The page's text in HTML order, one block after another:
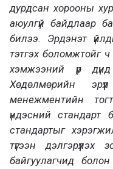
дурдсан хорооны
аюулгүй байдлаар
билээ. Эрдэнэт
тэтгэх боломжтойг
хэмжээний үр
Хөдөлмөрийн
менежментийн
үндэсний стандарт
стандартыг
түгээн
байгуулагчид